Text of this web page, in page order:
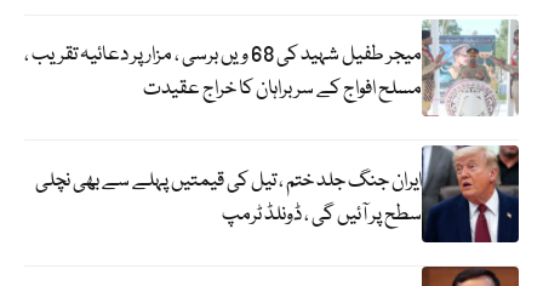
میجر طفیل شہید کی 68 ویں برسی ، مزار پر دعائیہ تقریب ،
مسلح افواج کے سربراہان کا خراج عقیدت
ایران جنگ جلد ختم ، تیل کی قیمتیں پہلے سے بھی نچلی
سطح پر آئیں گی ، ڈونلڈ ٹرمپ